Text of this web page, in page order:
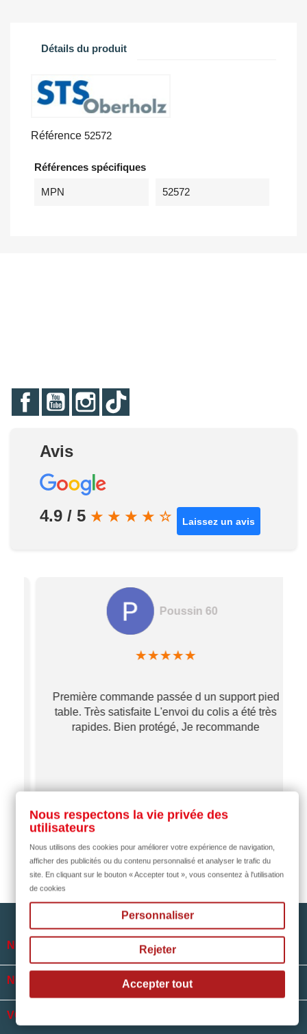
Détails du produit
Référence 52572
Références spécifiques
MPN 52572
FacebookYouTubeInstagram
Avis
4.9 / 5 ★ ★ ★ ★ ☆ Laissez un avis
Poussin 60
★★★★
Première commande passée d un support pied
table. Très satisfaite L'envoi du colis a été très
rapides. Bien protégé, Je recommande
NOTRE SOCIÉTÉ
NOS HORAIRES
VOTRE COMPTE
Nous respectons la vie privée des
utilisateurs
Nous utilisons des cookies pour améliorer votre expérience de navigation,
afficher des publicités ou du contenu personnalisé et analyser le trafic du
site. En cliquant sur le bouton « Accepter tout », vous consentez à l'utilisation
de cookies
Personnaliser
Rejeter
Accepter tout